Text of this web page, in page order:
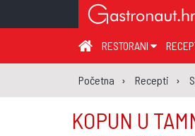
RESTORANI
ZAGREB I
MEĐIMURSKA
KARLOVAČKA
Početna Recepti
KOPUN U